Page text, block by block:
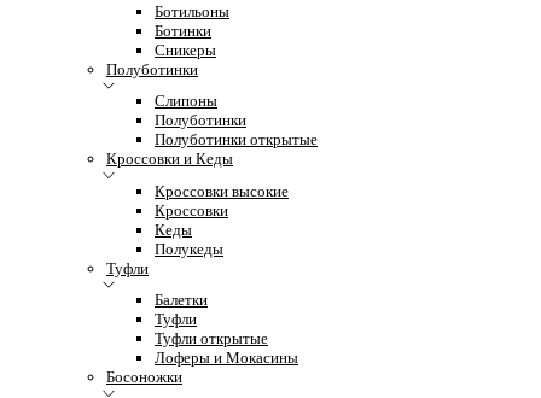
Ботильоны
Ботинки
Сникеры
Полуботинки
Слипоны
Полуботинки
Полуботинки открытые
Кроссовки и Кеды
Кроссовки высокие
Кроссовки
Кеды
Полукеды
Туфли
Балетки
Туфли
Туфли открытые
Лоферы и Мокасины
Босоножки